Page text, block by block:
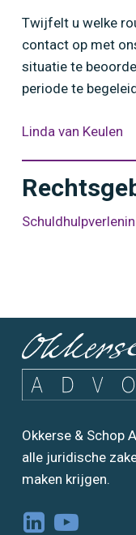
Twijfelt u welke
contact op met
situatie te
periode te
Linda van Keulen
Okkerse & Schop
alle juridische
maken krijgen.